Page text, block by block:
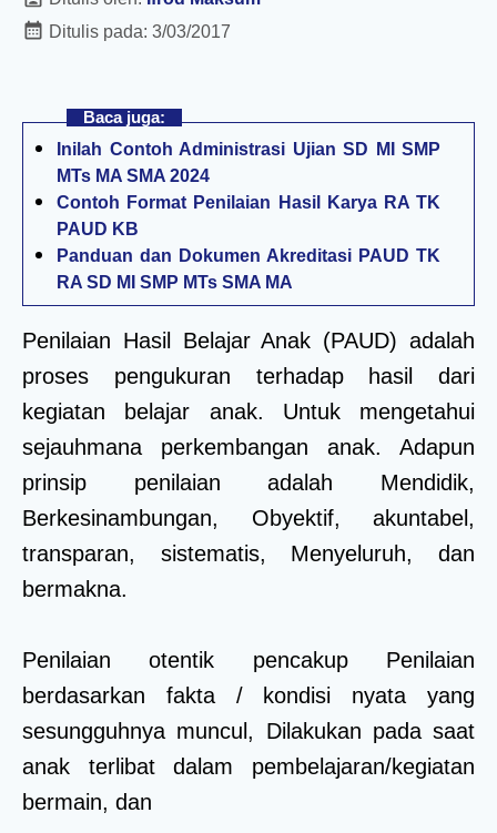
Ditulis pada: 3/03/2017
Baca juga:
Inilah Contoh Administrasi Ujian SD MI SMP
MTs MA SMA 2024
Contoh Format Penilaian Hasil Karya RA TK
PAUD KB
Panduan dan Dokumen Akreditasi PAUD TK
RA SD MI SMP MTs SMA MA
Penilaian Hasil Belajar Anak (PAUD) adalah
proses pengukuran terhadap hasil dari
kegiatan belajar anak. Untuk mengetahui
sejauhmana perkembangan anak. Adapun
prinsip penilaian adalah Mendidik,
Berkesinambungan, Obyektif, akuntabel,
transparan, sistematis, Menyeluruh, dan
bermakna.
Penilaian otentik pencakup Penilaian
berdasarkan fakta / kondisi nyata yang
sesungguhnya muncul, Dilakukan pada saat
anak terlibat dalam pembelajaran/kegiatan
bermain, dan